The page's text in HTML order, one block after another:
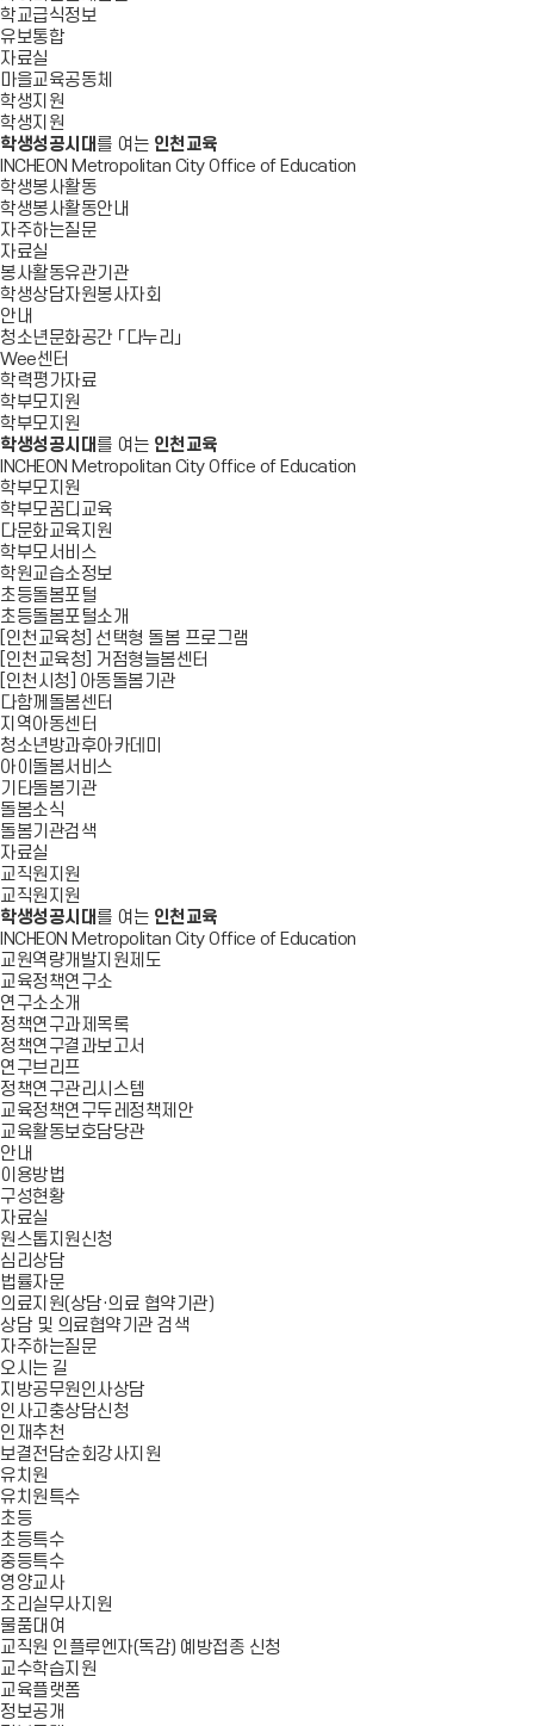
학교급식정보
유보통합
자료실
마을교육공동체
학생지원
학생지원
학생성공시대 를 여는 인천교육
INCHEON Metropolitan City Office of Education
학생봉사활동
학생봉사활동안내
자주하는질문
자료실
봉사활동유관기관
학생상담자원봉사자회
안내
청소년문화공간 「다누리」
Wee센터
학력평가자료
학부모지원
학부모지원
학생성공시대 를 여는 인천교육
INCHEON Metropolitan City Office of Education
학부모지원
학부모꿈디교육
다문화교육지원
학부모서비스
학원교습소정보
초등돌봄포털
초등돌봄포털소개
[인천교육청] 선택형 돌봄 프로그램
[인천교육청] 거점형늘봄센터
[인천시청] 아동돌봄기관
다함께돌봄센터
지역아동센터
청소년방과후아카데미
아이돌봄서비스
기타돌봄기관
돌봄소식
돌봄기관검색
자료실
교직원지원
교직원지원
학생성공시대 를 여는 인천교육
INCHEON Metropolitan City Office of Education
교원역량개발지원제도
교육정책연구소
연구소소개
정책연구과제목록
정책연구결과보고서
연구브리프
정책연구관리시스템
교육정책연구두레정책제안
교육활동보호담당관
안내
이용방법
구성현황
자료실
원스톱지원신청
심리상담
법률자문
의료지원(상담·의료 협약기관)
상담 및 의료협약기관 검색
자주하는질문
오시는 길
지방공무원인사상담
인사고충상담신청
인재추천
보결전담순회강사지원
유치원
유치원특수
초등
초등특수
중등특수
영양교사
조리실무사지원
물품대여
교직원 인플루엔자(독감) 예방접종 신청
교수학습지원
교육플랫폼
정보공개